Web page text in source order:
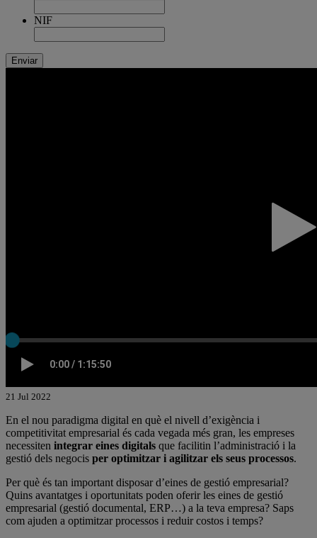
NIF
21 Jul 2022
En el nou paradigma digital en què el nivell d’exigència i
competitivitat empresarial és cada vegada més gran, les empreses
necessiten integrar eines digitals que facilitin l’administració i la
gestió dels negocis per optimitzar i agilitzar els seus processos.
Per què és tan important disposar d’eines de gestió empresarial?
Quins avantatges i oportunitats poden oferir les eines de gestió
empresarial (gestió documental, ERP…) a la teva empresa? Saps
com ajuden a optimitzar processos i reduir costos i temps?